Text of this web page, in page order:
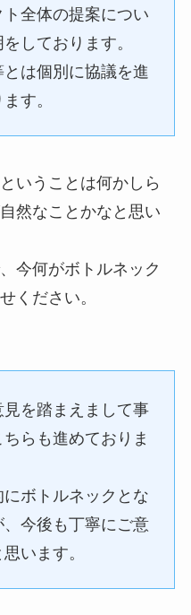
全体の提案につい
しております。
は個別に協議を進
す。
いうことは何かしら
然なことかなと思い
今何がボトルネック
ください。
を踏まえまして事
らも進めておりま
ボトルネックとな
今後も丁寧にご意
います。